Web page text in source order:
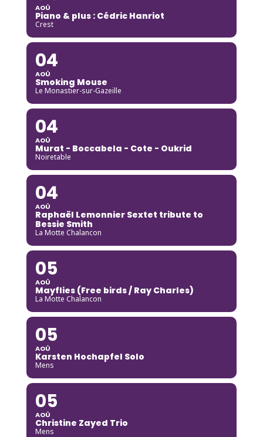
AOÛ
Piano & plus : Cédric Hanriot
Crest
04
AOÛ
Smoking Mouse
Le Monastier-sur-Gazeille
04
AOÛ
Murat - Boccabela - Cote - Oukrid
Noiretable
04
AOÛ
Raphaël Lemonnier Sextet tribute to
Bessie Smith
La Motte Chalancon
05
AOÛ
Mayflies (Free birds / Ray Charles)
La Motte Chalancon
05
AOÛ
Karsten Hochapfel Solo
Mens
05
AOÛ
Christine Zayed Trio
Mens